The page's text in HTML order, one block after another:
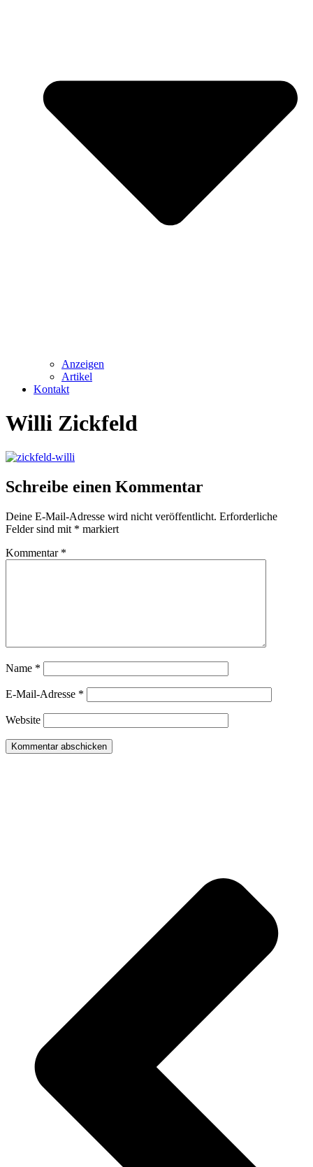
Anzeigen
Artikel
Kontakt
Willi Zickfeld
Schreibe einen Kommentar
Deine E-Mail-Adresse wird nicht veröffentlicht. Erforderliche
Felder sind mit * markiert
Kommentar *
Name *
E-Mail-Adresse *
Website